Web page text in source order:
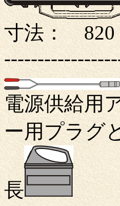
寸法： 820
電源供給用
ー用プラグ
長